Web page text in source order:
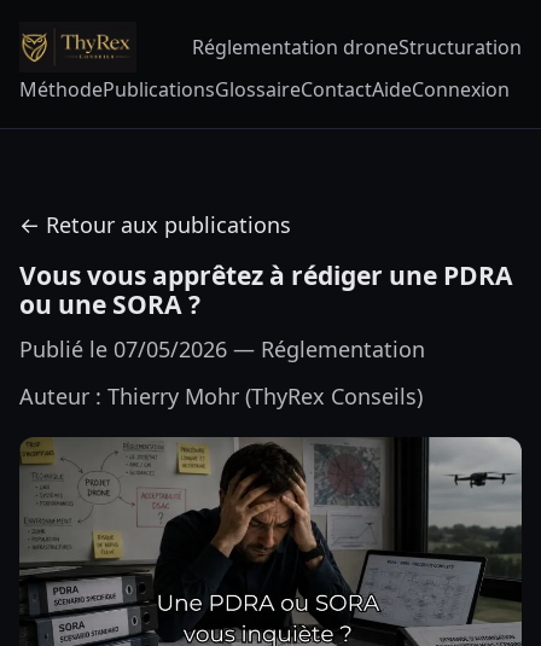
Réglementation droneStructuration
MéthodePublicationsGlossaireContactAideConnexion
← Retour aux publications
Vous vous apprêtez à rédiger une PDRA
ou une SORA ?
Publié le 07/05/2026 — Réglementation
Auteur : Thierry Mohr (ThyRex Conseils)